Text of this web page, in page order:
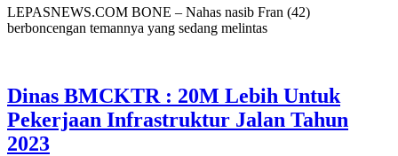
LEPASNEWS.COM BONE – Nahas nasib Fran (42)
berboncengan temannya yang sedang melintas
Dinas BMCKTR : 20M Lebih Untuk
Pekerjaan Infrastruktur Jalan Tahun
2023